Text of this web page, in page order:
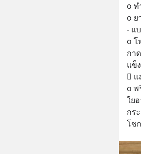
o
o ย
- แ
o โ
กา
แข็

o พ
ใย
กร
โช